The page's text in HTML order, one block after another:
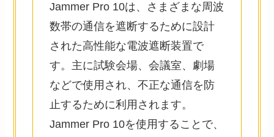
Jammer Pro 10は、さまざまな周波
数帯の通信を遮断するために設計
された高性能な電波遮断装置で
す。主に試験会場、会議室、劇場
などで使用され、不正な通信を防
止するために利用されます。
Jammer Pro 10を使用することで、